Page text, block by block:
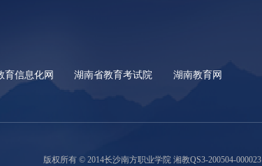
育信息化网 湖南省教育考试院 湖南教育网
版权所有 © 2014长沙南方职业学院 湘教QS3-200504-000023